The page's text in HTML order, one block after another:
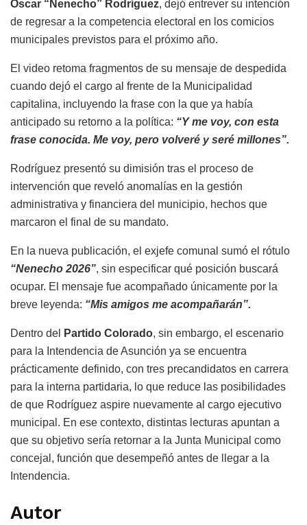
Óscar “Nenecho” Rodríguez, dejó entrever su intención
de regresar a la competencia electoral en los comicios
municipales previstos para el próximo año.
El video retoma fragmentos de su mensaje de despedida
cuando dejó el cargo al frente de la Municipalidad
capitalina, incluyendo la frase con la que ya había
anticipado su retorno a la política: “Y me voy, con esta
frase conocida. Me voy, pero volveré y seré millones”.
Rodríguez presentó su dimisión tras el proceso de
intervención que reveló anomalías en la gestión
administrativa y financiera del municipio, hechos que
marcaron el final de su mandato.
En la nueva publicación, el exjefe comunal sumó el rótulo
“Nenecho 2026”, sin especificar qué posición buscará
ocupar. El mensaje fue acompañado únicamente por la
breve leyenda: “Mis amigos me acompañarán”.
Dentro del Partido Colorado, sin embargo, el escenario
para la Intendencia de Asunción ya se encuentra
prácticamente definido, con tres precandidatos en carrera
para la interna partidaria, lo que reduce las posibilidades
de que Rodríguez aspire nuevamente al cargo ejecutivo
municipal. En ese contexto, distintas lecturas apuntan a
que su objetivo sería retornar a la Junta Municipal como
concejal, función que desempeñó antes de llegar a la
Intendencia.
Autor